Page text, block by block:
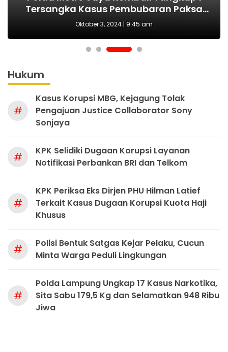
yang Tepat Wujudkan Perlindungan
Perempuan dan Anak
Sejak Awal, Harusnya Dilakukan Era
Prabowo
Tersangka Kasus Pembubaran Paksa
Diskusi di Kemang
Oktober 3, 2024 | 9:45 am
tersangka korupsi ADD
Hukum
#
Kasus Korupsi MBG, Kejagung Tolak
Pengajuan Justice Collaborator Sony
Sonjaya
#
KPK Selidiki Dugaan Korupsi Layanan
Notifikasi Perbankan BRI dan Telkom
#
KPK Periksa Eks Dirjen PHU Hilman Latief
Terkait Kasus Dugaan Korupsi Kuota Haji
Khusus
#
Polisi Bentuk Satgas Kejar Pelaku, Cucun
Minta Warga Peduli Lingkungan
#
Polda Lampung Ungkap 17 Kasus Narkotika,
Sita Sabu 179,5 Kg dan Selamatkan 948 Ribu
Jiwa